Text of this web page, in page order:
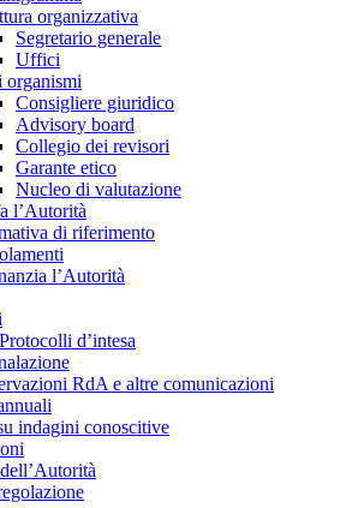
organizzativa
Segretario generale
Uffici
organismi
Consigliere giuridico
Advisory board
Collegio dei revisori
Garante etico
Nucleo di valutazione
l’Autorità
di riferimento
l’Autorità
d’intesa
RdA e altre comunicazioni
indagini conoscitive